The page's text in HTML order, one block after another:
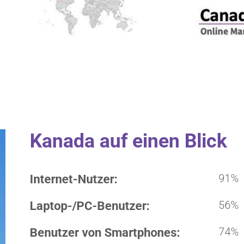
Kanada auf einen Blick
Internet-Nutzer: 91%
Laptop-/PC-Benutzer: 56%
Benutzer von Smartphones: 74%